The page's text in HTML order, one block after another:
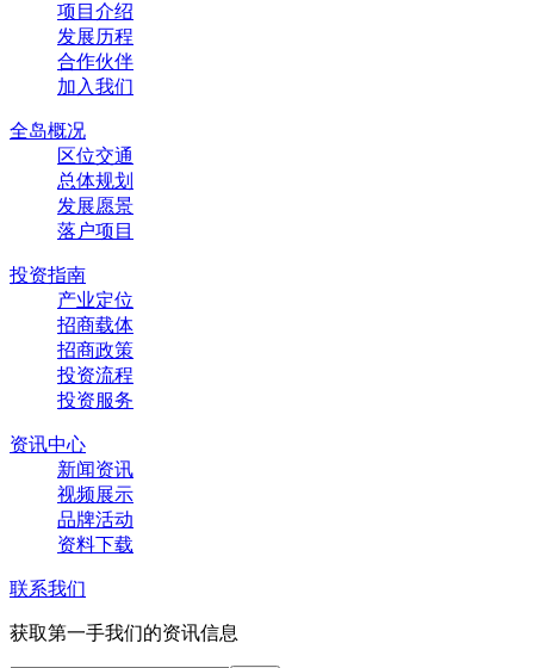
项目介绍
发展历程
合作伙伴
加入我们
全岛概况
区位交通
总体规划
发展愿景
落户项目
投资指南
产业定位
招商载体
招商政策
投资流程
投资服务
资讯中心
新闻资讯
视频展示
品牌活动
资料下载
联系我们
获取第一手我们的资讯信息